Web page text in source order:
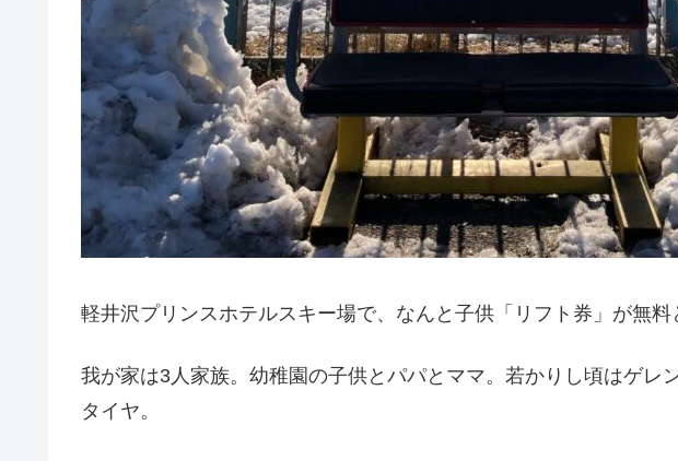
軽井沢プリンスホテルスキー場で、なんと子供「リフト券」が無
我が家は3人家族。幼稚園の子供とパパとママ。若かりし頃はゲ
タイヤ。